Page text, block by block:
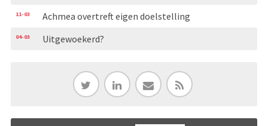
11-03 Achmea overtreft eigen doelstelling
04-03 Uitgewoekerd?